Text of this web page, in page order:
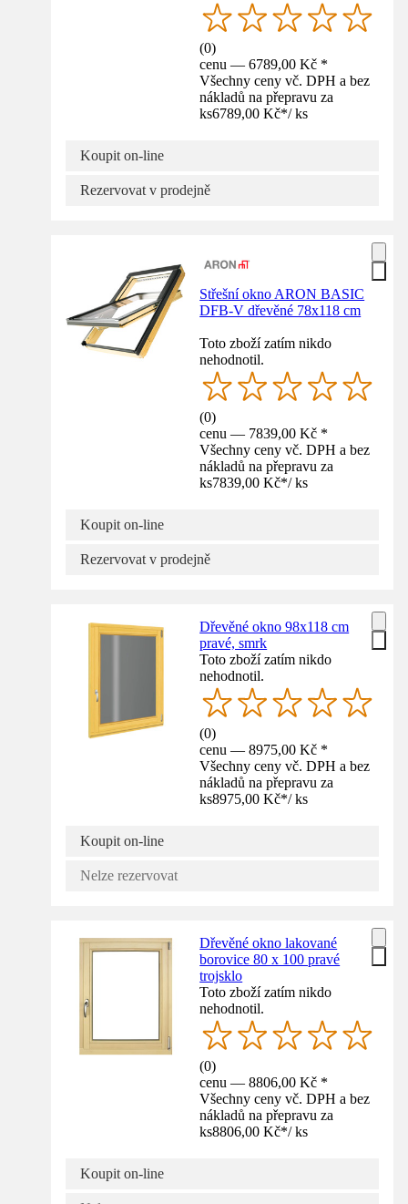
(0)
cenu — 6789,00 Kč *
Všechny ceny vč. DPH a bez
nákladů na přepravu za
ks6789,00 Kč*/ ks
Koupit on-line
Rezervovat v prodejně
Střešní okno ARON BASIC
DFB-V dřevěné 78x118 cm
Toto zboží zatím nikdo
nehodnotil.
(0)
cenu — 7839,00 Kč *
Všechny ceny vč. DPH a bez
nákladů na přepravu za
ks7839,00 Kč*/ ks
Koupit on-line
Rezervovat v prodejně
Dřevěné okno 98x118 cm
pravé, smrk
Toto zboží zatím nikdo
nehodnotil.
(0)
cenu — 8975,00 Kč *
Všechny ceny vč. DPH a bez
nákladů na přepravu za
ks8975,00 Kč*/ ks
Koupit on-line
Nelze rezervovat
Dřevěné okno lakované
borovice 80 x 100 pravé
trojsklo
Toto zboží zatím nikdo
nehodnotil.
(0)
cenu — 8806,00 Kč *
Všechny ceny vč. DPH a bez
nákladů na přepravu za
ks8806,00 Kč*/ ks
Koupit on-line